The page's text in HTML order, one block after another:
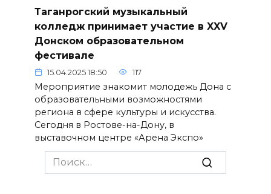
Таганрогский музыкальный
колледж принимает участие в XXV
Донском образовательном
фестивале
15.04.2025 18:50 117
Мероприятие знакомит молодежь Дона с
образовательными возможностями
региона в сфере культуры и искусства.
Сегодня в Ростове-на-Дону, в
выставочном центре «Арена Экспо»
Search
for: